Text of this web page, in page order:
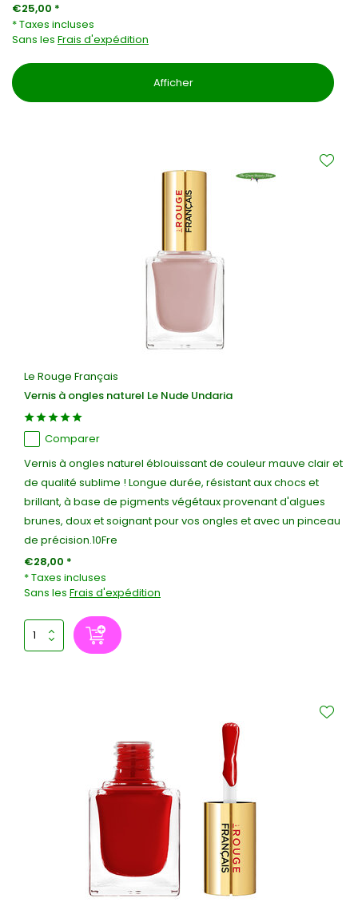
€25,00 *
* Taxes incluses
Sans les Frais d'expédition
Afficher
Le Rouge Français
Vernis à ongles naturel Le Nude Undaria
Comparer
Vernis à ongles naturel éblouissant de couleur mauve clair et
de qualité sublime ! Longue durée, résistant aux chocs et
brillant, à base de pigments végétaux provenant d'algues
brunes, doux et soignant pour vos ongles et avec un pinceau
de précision.10Fre
€28,00 *
* Taxes incluses
Sans les Frais d'expédition